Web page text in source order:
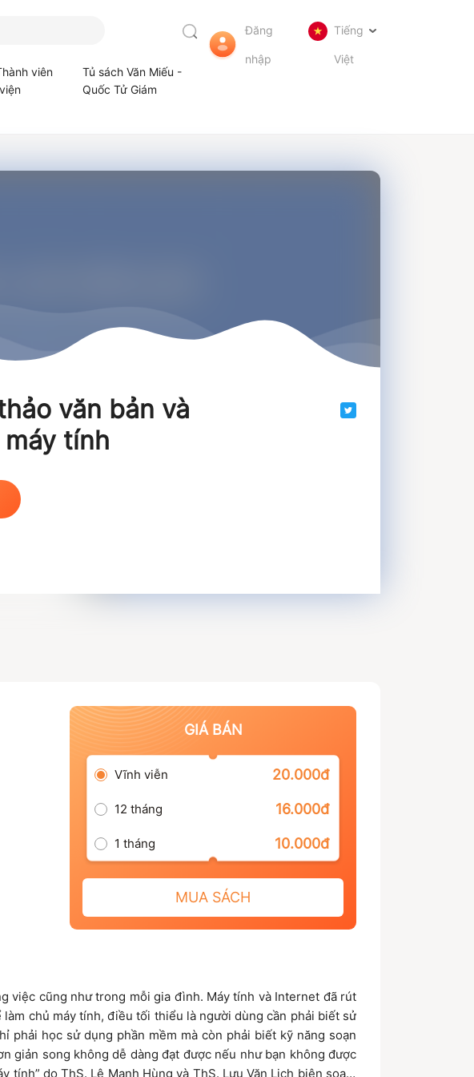
viên
Tủ sách Văn Miếu -
Quốc Tử Giám
Đăng
nhập
Tiếng
Việt
văn bản và
tính
GIÁ BÁN
Vĩnh viễn 20.000đ
12 tháng 16.000đ
1 tháng 10.000đ
MUA SÁCH
việc cũng như trong mỗi gia đình. Máy tính và Internet đã rút
chủ máy tính, điều tối thiểu là người dùng cần phải biết sử
phải học sử dụng phần mềm mà còn phải biết kỹ năng soạn
giản song không dễ dàng đạt được nếu như bạn không được
do ThS. Lê Mạnh Hùng và ThS. Lưu Văn Lịch biên soạn,